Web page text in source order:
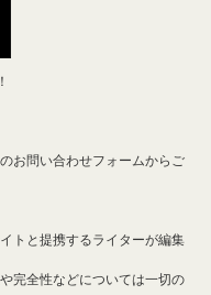
お問い合わせフォームからご
トと提携するライターが編集
完全性などについては一切の